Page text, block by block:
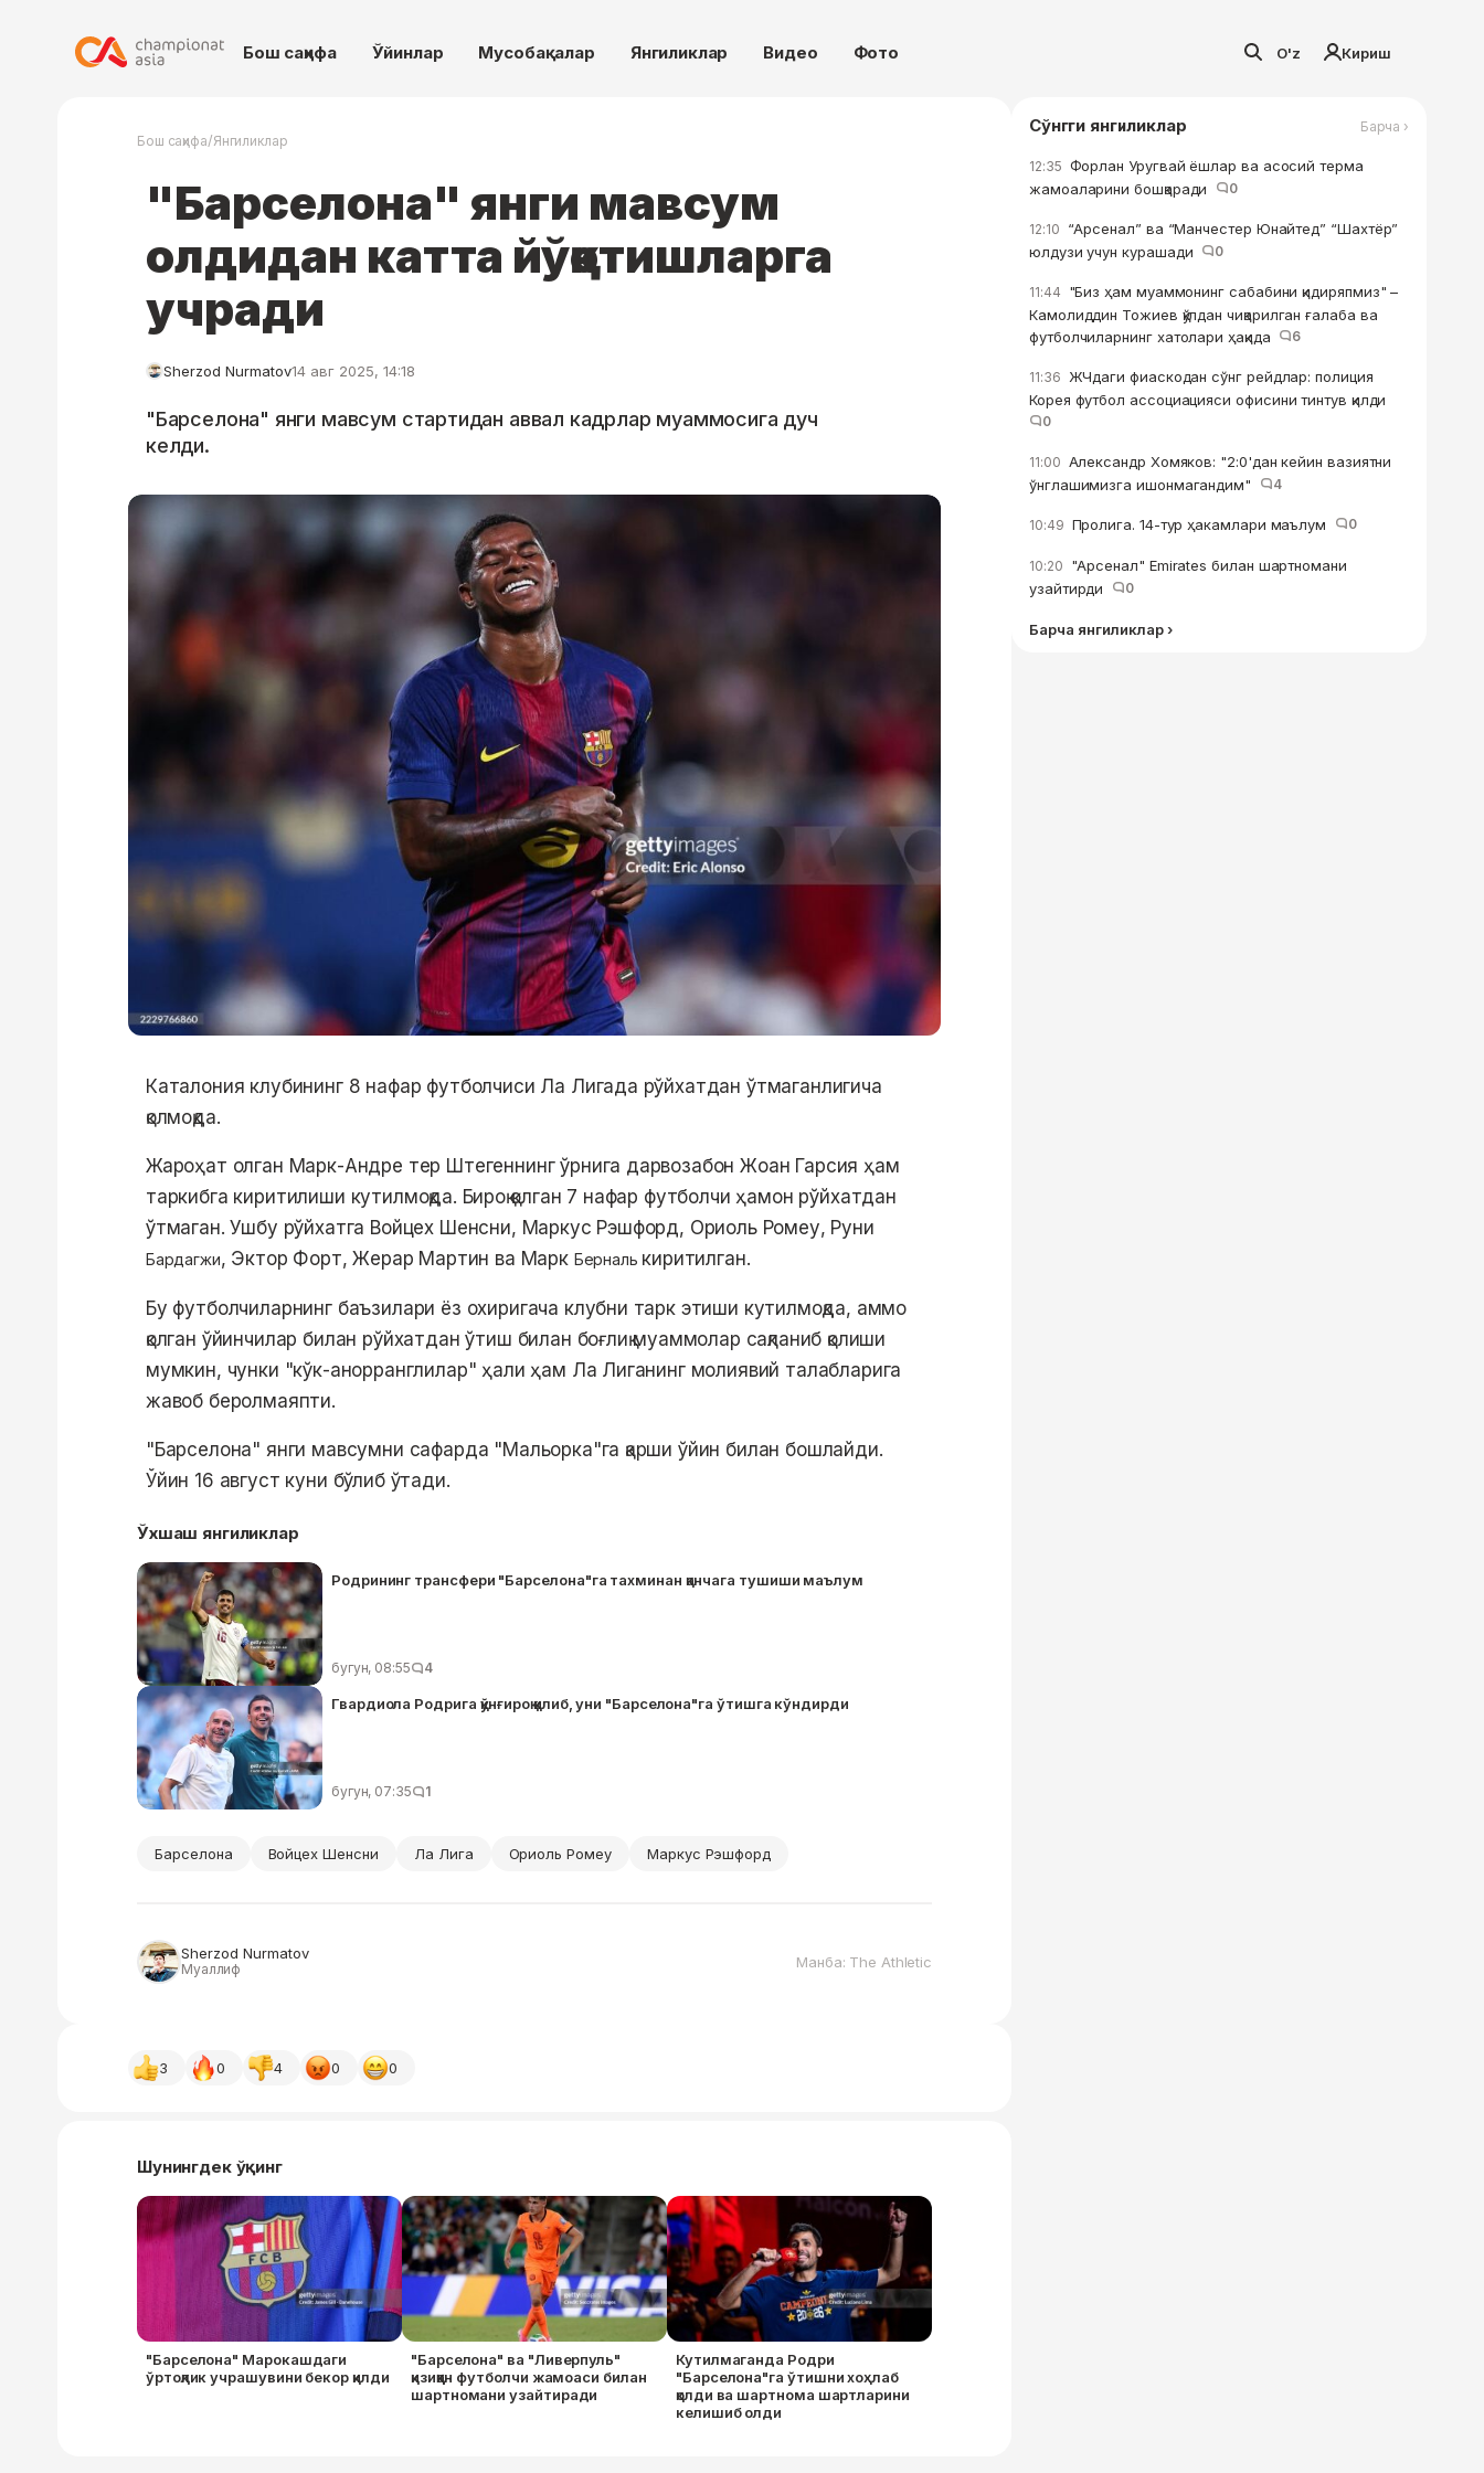
Бош саҳифа Ўйинлар Мусобақалар Янгиликлар Видео Фото O'z Кириш
Бош саҳифа/Янгиликлар
"Барселона" янги мавсум
олдидан катта йўқотишларга
учради
Sherzod Nurmatov14 авг 2025, 14:18
"Барселона" янги мавсум стартидан аввал кадрлар муаммосига дуч
келди.
Каталония клубининг 8 нафар футболчиси Ла Лигада рўйхатдан ўтмаганлигича
қолмоқда.
Жароҳат олган Марк-Андре тер Штегеннинг ўрнига дарвозабон Жоан Гарсия ҳам
таркибга киритилиши кутилмоқда. Бироқ қолган 7 нафар футболчи ҳамон рўйхатдан
ўтмаган. Ушбу рўйхатга Войцех Шенсни, Маркус Рэшфорд, Ориоль Ромеу, Руни
Бардагжи, Эктор Форт, Жерар Мартин ва Марк Берналь киритилган.
Бу футболчиларнинг баъзилари ёз охиригача клубни тарк этиши кутилмоқда, аммо
қолган ўйинчилар билан рўйхатдан ўтиш билан боғлиқ муаммолар сақланиб қолиши
мумкин, чунки "кўк-анорранглилар" ҳали ҳам Ла Лиганинг молиявий талабларига
жавоб беролмаяпти.
"Барселона" янги мавсумни сафарда "Мальорка"га қарши ўйин билан бошлайди.
Ўйин 16 август куни бўлиб ўтади.
Ўхшаш янгиликлар
Родрининг трансфери "Барселона"га тахминан қанчага тушиши маълум
бугун, 08:55 4
Гвардиола Родрига қўнғироқ қилиб, уни "Барселона"га ўтишга кўндирди
бугун, 07:35 1
Барселона Войцех Шенсни Ла Лига Ориоль Ромеу Маркус Рэшфорд
Sherzod Nurmatov
Муаллиф Манба: The Athletic
3 0 4 0 0
Шунингдек ўқинг
"Барселона" Марокашдаги
ўртоқлик учрашувини бекор қилди
"Барселона" ва "Ливерпуль"
қизиққан футболчи жамоаси билан
шартномани узайтиради
Кутилмаганда Родри
"Барселона"га ўтишни хоҳлаб
қолди ва шартнома шартларини
келишиб олди
Сўнгги янгиликлар Барча ›
12:35 Форлан Уругвай ёшлар ва асосий терма
жамоаларини бошқаради
0
12:10 “Арсенал” ва “Манчестер Юнайтед” “Шахтёр”
юлдузи учун курашади
0
11:44 "Биз ҳам муаммонинг сабабини қидиряпмиз" –
Камолиддин Тожиев қўлдан чиқарилган ғалаба ва
футболчиларнинг хатолари ҳақида
6
11:36 ЖЧдаги фиаскодан сўнг рейдлар: полиция
Корея футбол ассоциацияси офисини тинтув қилди
0
11:00 Александр Хомяков: "2:0'дан кейин вазиятни
ўнглашимизга ишонмагандим"
4
10:49 Пролига. 14-тур ҳакамлари маълум 0
10:20 "Арсенал" Emirates билан шартномани
узайтирди
0
Барча янгиликлар ›